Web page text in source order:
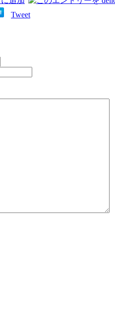
Tweet